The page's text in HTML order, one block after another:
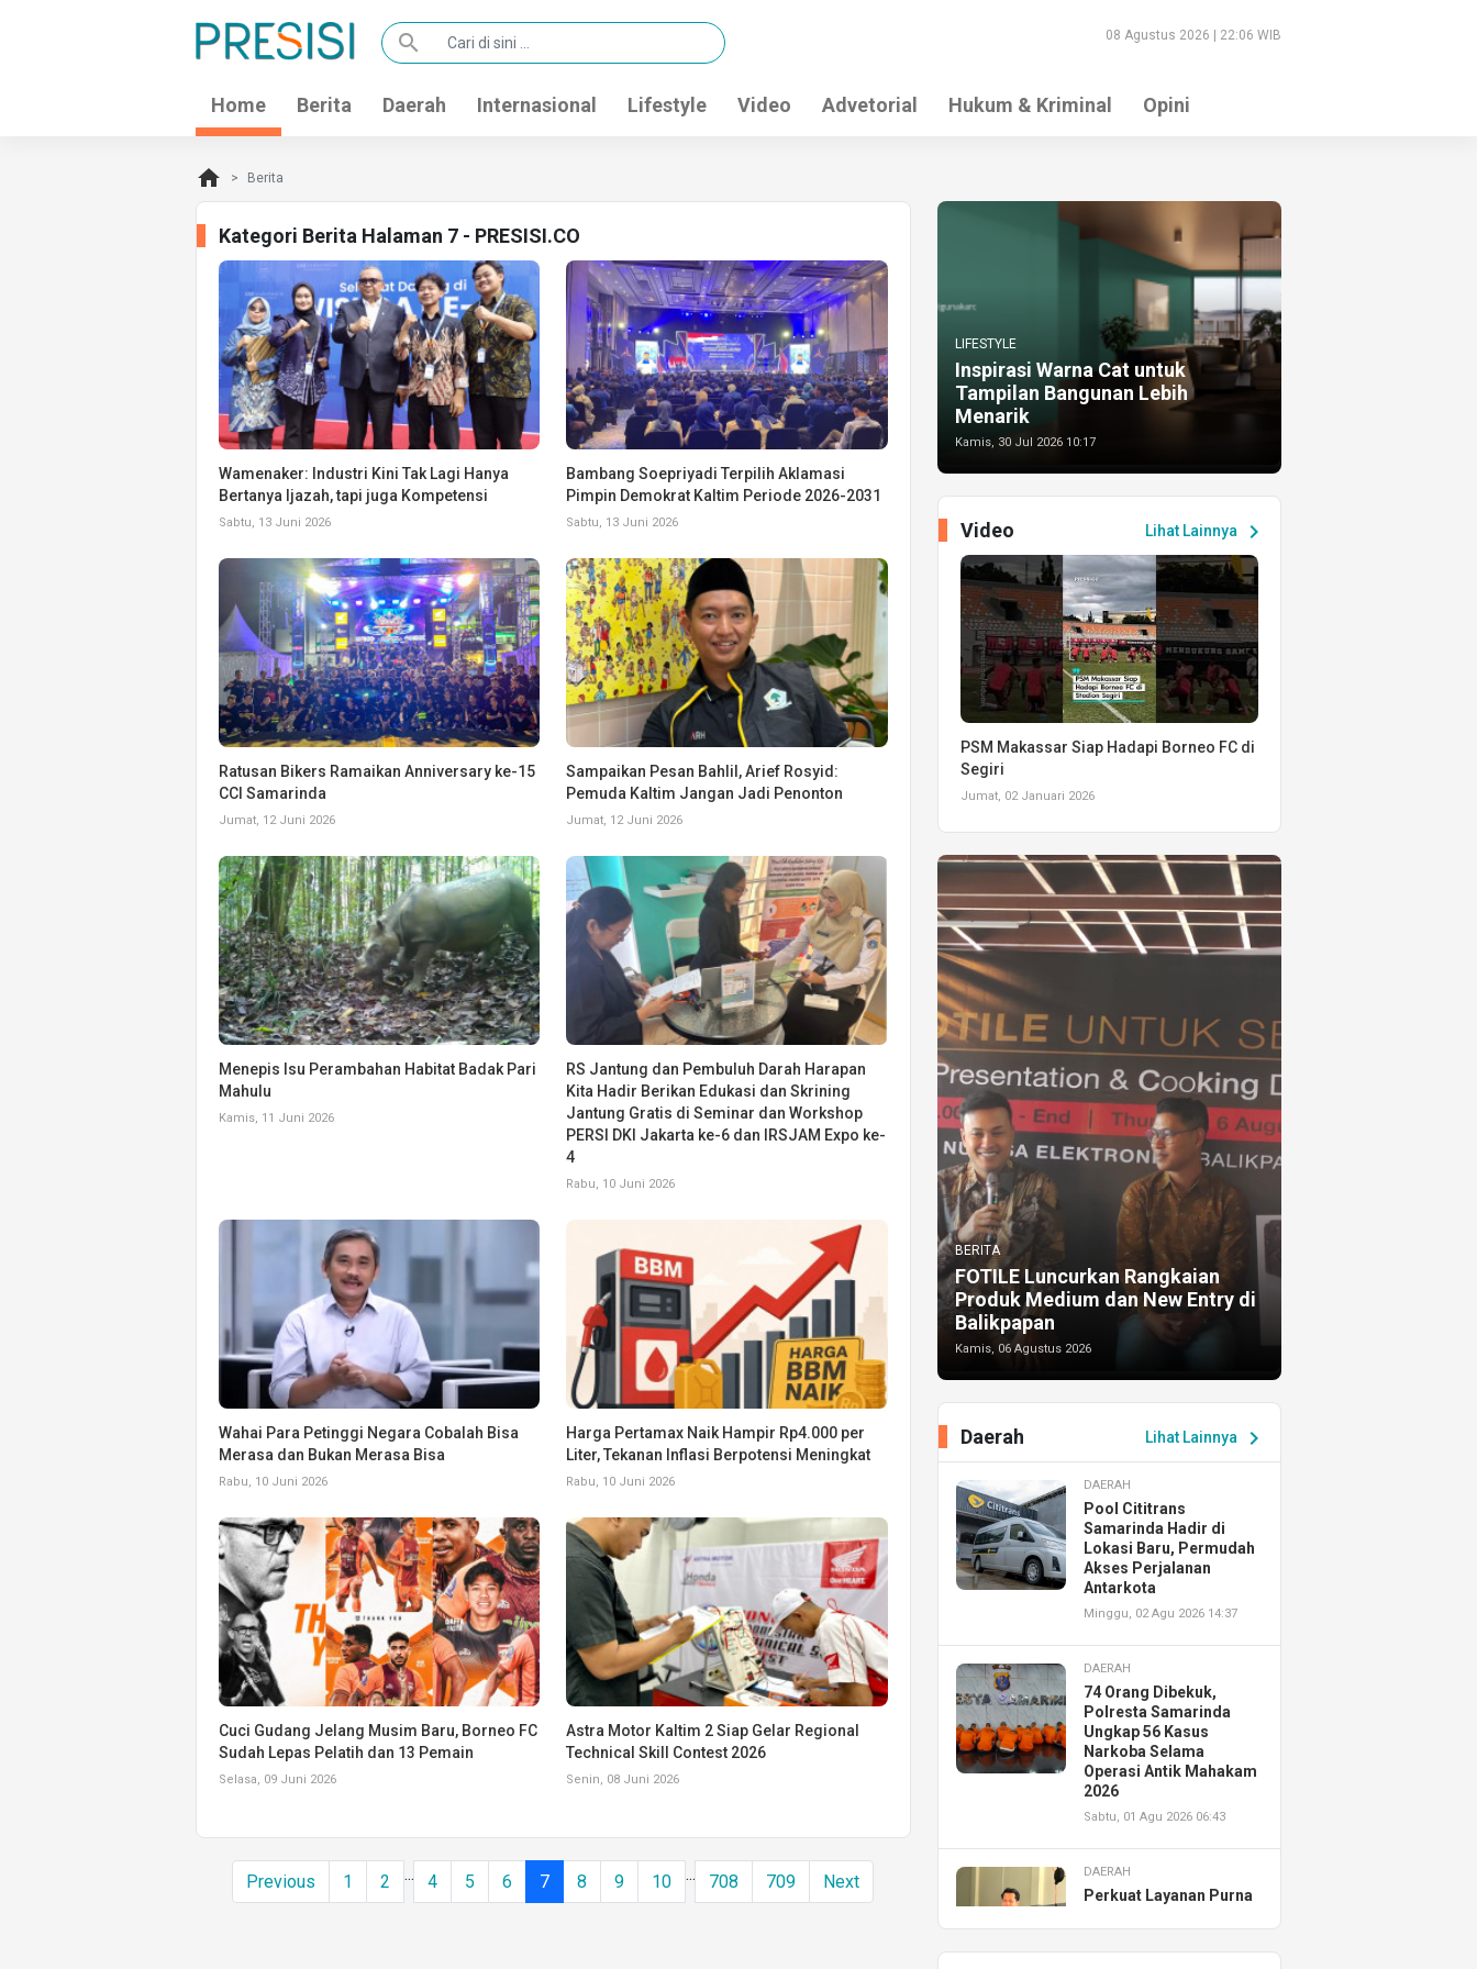
search 08 Agustus 2026 | 22:06 WIB
Home Berita Daerah Internasional Lifestyle Video Advetorial Hukum & Kriminal Opini
home Berita
Kategori Berita Halaman 7 - PRESISI.CO
Wamenaker: Industri Kini Tak Lagi Hanya
Bertanya Ijazah, tapi juga Kompetensi
Sabtu, 13 Juni 2026
Bambang Soepriyadi Terpilih Aklamasi
Pimpin Demokrat Kaltim Periode 2026-2031
Sabtu, 13 Juni 2026
Ratusan Bikers Ramaikan Anniversary ke-15
CCI Samarinda
Jumat, 12 Juni 2026
Sampaikan Pesan Bahlil, Arief Rosyid:
Pemuda Kaltim Jangan Jadi Penonton
Jumat, 12 Juni 2026
Menepis Isu Perambahan Habitat Badak Pari
Mahulu
Kamis, 11 Juni 2026
RS Jantung dan Pembuluh Darah Harapan
Kita Hadir Berikan Edukasi dan Skrining
Jantung Gratis di Seminar dan Workshop
PERSI DKI Jakarta ke-6 dan IRSJAM Expo ke-
4
Rabu, 10 Juni 2026
Wahai Para Petinggi Negara Cobalah Bisa
Merasa dan Bukan Merasa Bisa
Rabu, 10 Juni 2026
Harga Pertamax Naik Hampir Rp4.000 per
Liter, Tekanan Inflasi Berpotensi Meningkat
Rabu, 10 Juni 2026
Cuci Gudang Jelang Musim Baru, Borneo FC
Sudah Lepas Pelatih dan 13 Pemain
Selasa, 09 Juni 2026
Astra Motor Kaltim 2 Siap Gelar Regional
Technical Skill Contest 2026
Senin, 08 Juni 2026
Previous 1 2 ... 4 5 6 7 8 9 10 ... 708 709 Next
LIFESTYLE
Inspirasi Warna Cat untuk
Tampilan Bangunan Lebih
Menarik
Kamis, 30 Jul 2026 10:17
Lihat Lainnya chevron_right
Video
PSM Makassar Siap Hadapi Borneo FC di
Segiri
Jumat, 02 Januari 2026
BERITA
FOTILE Luncurkan Rangkaian
Produk Medium dan New Entry di
Balikpapan
Kamis, 06 Agustus 2026
Lihat Lainnya chevron_right
Daerah
DAERAH
Pool Cititrans
Samarinda Hadir di
Lokasi Baru, Permudah
Akses Perjalanan
Antarkota
Minggu, 02 Agu 2026 14:37
DAERAH
74 Orang Dibekuk,
Polresta Samarinda
Ungkap 56 Kasus
Narkoba Selama
Operasi Antik Mahakam
2026
Sabtu, 01 Agu 2026 06:43
DAERAH
Perkuat Layanan Purna
Resmikan AHASS